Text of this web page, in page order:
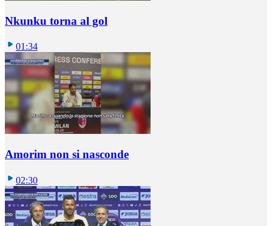
Nkunku torna al gol
01:34
Amorim non si nasconde
02:30